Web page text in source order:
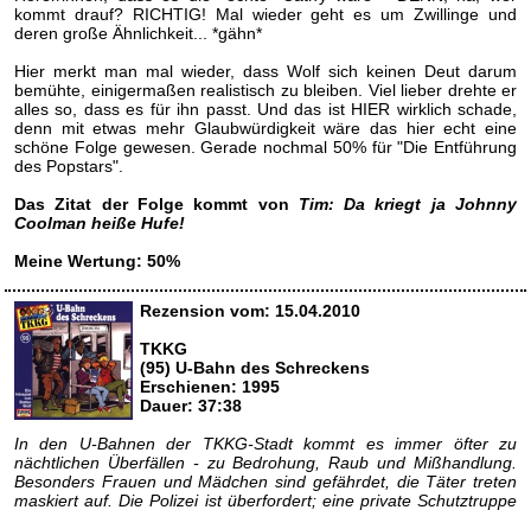
kommt drauf? RICHTIG! Mal wieder geht es um Zwillinge und
deren große Ähnlichkeit... *gähn*
Hier merkt man mal wieder, dass Wolf sich keinen Deut darum
bemühte, einigermaßen realistisch zu bleiben. Viel lieber drehte er
alles so, dass es für ihn passt. Und das ist HIER wirklich schade,
denn mit etwas mehr Glaubwürdigkeit wäre das hier echt eine
schöne Folge gewesen. Gerade nochmal 50% für "Die Entführung
des Popstars".
Das Zitat der Folge kommt von Tim: Da kriegt ja Johnny
Coolman heiße Hufe!
Meine Wertung: 50%
Rezension vom: 15.04.2010
TKKG
(95) U-Bahn des Schreckens
Erschienen: 1995
Dauer: 37:38
In den U-Bahnen der TKKG-Stadt kommt es immer öfter zu
nächtlichen Überfällen - zu Bedrohung, Raub und Mißhandlung.
Besonders Frauen und Mädchen sind gefährdet, die Täter treten
maskiert auf. Die Polizei ist überfordert; eine private Schutztruppe